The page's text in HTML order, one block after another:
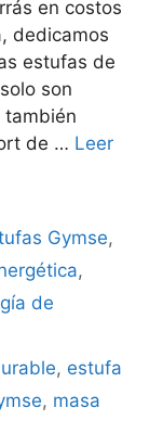
en costos
dedicamos
estufas de
son
también
de … Leer
Gymse,
,
de
, estufa
, masa